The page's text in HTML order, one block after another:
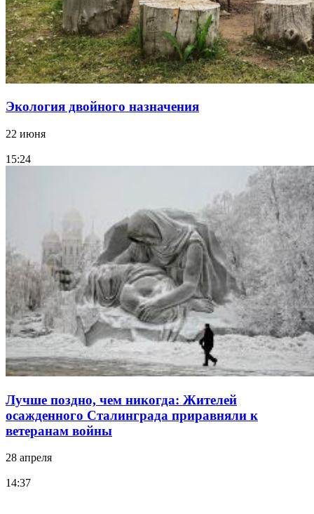
Экология двойного назначения
22 июня
15:24
Лучше поздно, чем никогда: Жителей
осажденного Сталинграда приравняли к
ветеранам войны
28 апреля
14:37